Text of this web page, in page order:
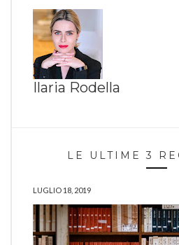
Ilaria Rodella
LE ULTIME 3
LUGLIO 18, 2019